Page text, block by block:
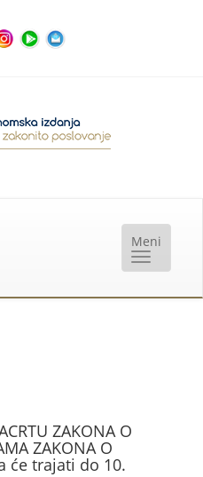
ZAKONA O
ZAKONA O
će trajati do 10.